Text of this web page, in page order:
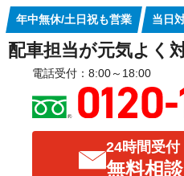
年中無休/土日祝も営業 当日
配車担当が元気よく
電話受付：8:00～18:00
24時間受付
無料相